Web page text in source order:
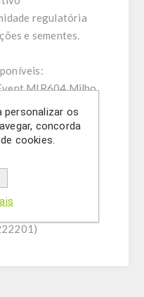
regulatória
e sementes.
MIR604 Milho
MIR604 Milho
(5421245501
personalizar os
concorda
cookies.